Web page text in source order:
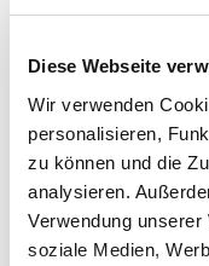
Diese Webseite
Wir verwenden
personalisieren,
zu können und die
analysieren.
Verwendung
soziale Medien,
Kipper und
Fahrzeugtransporter
Kofferanhänger
Viehanhänger
Kofferaufbauten